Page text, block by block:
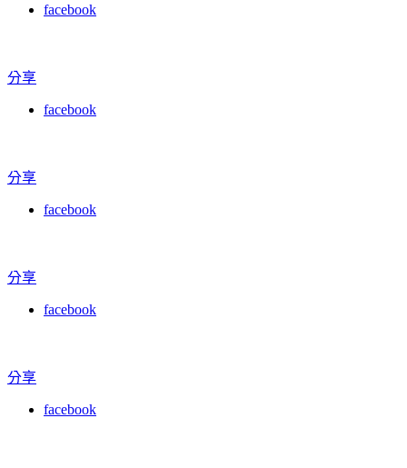
facebook
分享
facebook
分享
facebook
分享
facebook
分享
facebook